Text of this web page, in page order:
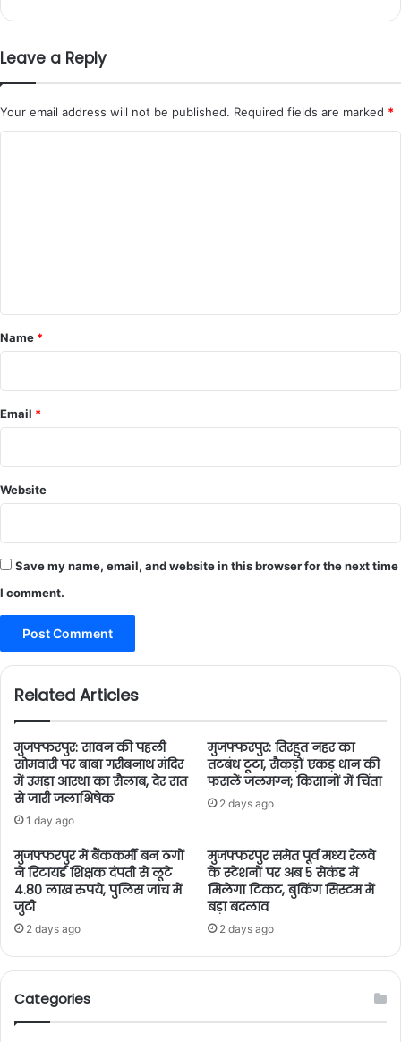
Leave a Reply
Your email address will not be published. Required fields are marked *
*
Name *
Email *
Website
Save my name, email, and website in this browser for the next time
I comment.
Related Articles
मुजफ्फरपुर: सावन की पहली
सोमवारी पर बाबा गरीबनाथ मंदिर
में उमड़ा आस्था का सैलाब, देर रात
से जारी जलाभिषेक
1 day ago
मुजफ्फरपुर: तिरहुत नहर का
तटबंध टूटा, सैकड़ों एकड़ धान की
फसलें जलमग्न; किसानों में चिंता
2 days ago
मुजफ्फरपुर में बैंककर्मी बन ठगों
ने रिटायर्ड शिक्षक दंपती से लूटे
4.80 लाख रुपये, पुलिस जांच में
जुटी
2 days ago
मुजफ्फरपुर समेत पूर्व मध्य रेलवे
के स्टेशनों पर अब 5 सेकंड में
मिलेगा टिकट, बुकिंग सिस्टम में
बड़ा बदलाव
2 days ago
Categories